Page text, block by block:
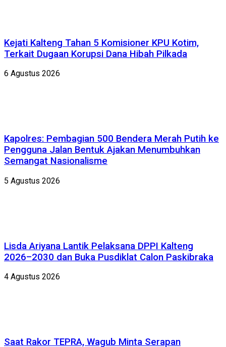
Kejati Kalteng Tahan 5 Komisioner KPU Kotim,
Terkait Dugaan Korupsi Dana Hibah Pilkada
6 Agustus 2026
Kapolres: Pembagian 500 Bendera Merah Putih ke
Pengguna Jalan Bentuk Ajakan Menumbuhkan
Semangat Nasionalisme
5 Agustus 2026
Lisda Ariyana Lantik Pelaksana DPPI Kalteng
2026–2030 dan Buka Pusdiklat Calon Paskibraka
4 Agustus 2026
Saat Rakor TEPRA, Wagub Minta Serapan